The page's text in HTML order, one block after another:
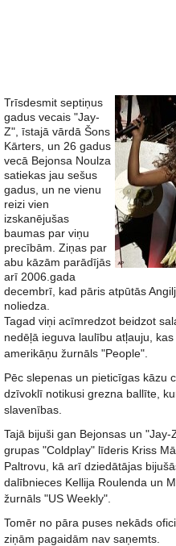
Trīsdesmit septiņus
gadus vecais "Jay-
Z", īstajā vārdā Šons
Kārters, un 26 gadus
vecā Bejonsa Noulza
satiekas jau sešus
gadus, un ne vienu
reizi vien
izskanējušas
baumas par viņu
precībām. Ziņas par
abu kāzām parādījās
arī 2006.gada
decembrī, kad pāris atpūtās
noliedza.
Tagad viņi acīmredzot beidzot
nedēļā ieguva laulību atļauju,
amerikāņu žurnāls "People".
Pēc slepenas un pieticīgas kāzu
dzīvoklī notikusi grezna ballīte,
slavenības.
Tajā bijuši gan Bejonsas un
grupas "Coldplay" līderis Kriss
Paltrovu, kā arī dziedātājas
dalībnieces Kellija Roulenda un
žurnāls "US Weekly".
Tomēr no pāra puses nekāds
ziņām pagaidām nav saņemts.